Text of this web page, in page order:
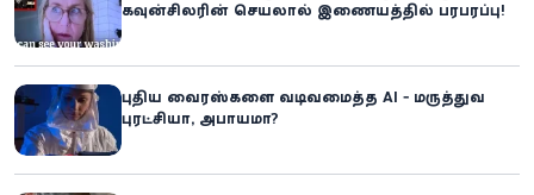
கவுன்சிலரின் செயலால் இணையத்தில் பரபரப்பு!
புதிய வைரஸ்களை வடிவமைத்த AI - மருத்துவ
புரட்சியா, அபாயமா?